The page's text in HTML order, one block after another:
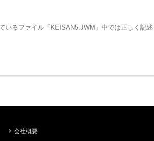
いるファイル「KEISAN5.JWM」中では正しく記述
会社概要